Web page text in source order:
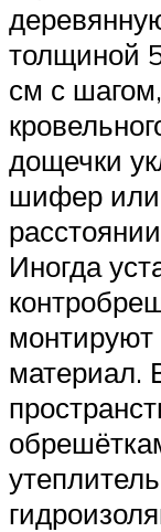
толщиной
см с
дощечки
шифер или
Иногда
материал.